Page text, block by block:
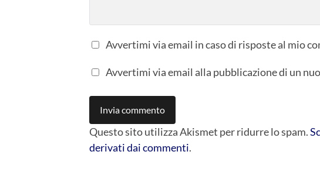
Avvertimi via email in caso di risposte al mio
Avvertimi via email alla pubblicazione di un
Questo sito utilizza Akismet per ridurre lo spam.
derivati dai commenti.